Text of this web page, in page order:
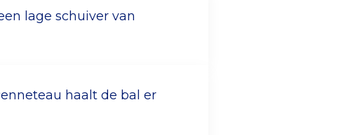
lage schuiver van
haalt de bal er